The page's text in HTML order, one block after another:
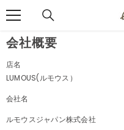
コンテンツへスキップ
会社概要
店名
LUMOUS(ルモウス）
会社名
ルモウスジャパン株式会社